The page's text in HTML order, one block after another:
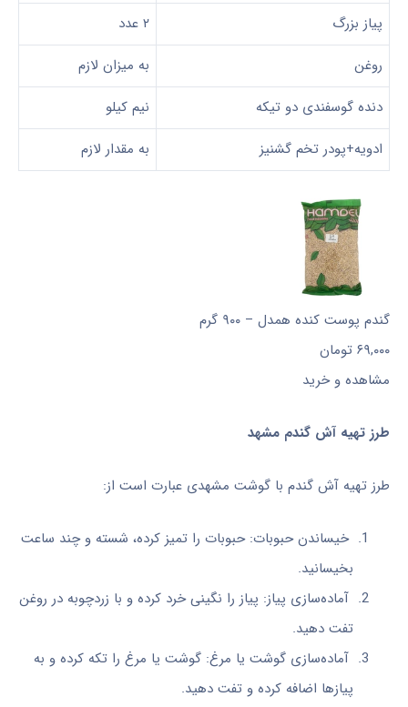
پیاز بزرگ
۲ عدد
روغن
به میزان لازم
دنده گوسفندی دو تیکه
نیم کیلو
ادویه+پودر تخم گشنیز
به مقدار لازم
گندم پوست کنده همدل – ۹۰۰ گرم
۶۹,۰۰۰ تومان
مشاهده و خرید
طرز تهیه آش گندم مشهد
طرز تهیه آش گندم با گوشت مشهدی عبارت است از:
خیساندن حبوبات: حبوبات را تمیز کرده، شسته و چند ساعت
بخیسانید.
آماده‌سازی پیاز: پیاز را نگینی خرد کرده و با زردچوبه در روغن
تفت دهید.
آماده‌سازی گوشت یا مرغ: گوشت یا مرغ را تکه کرده و به
پیازها اضافه کرده و تفت دهید.